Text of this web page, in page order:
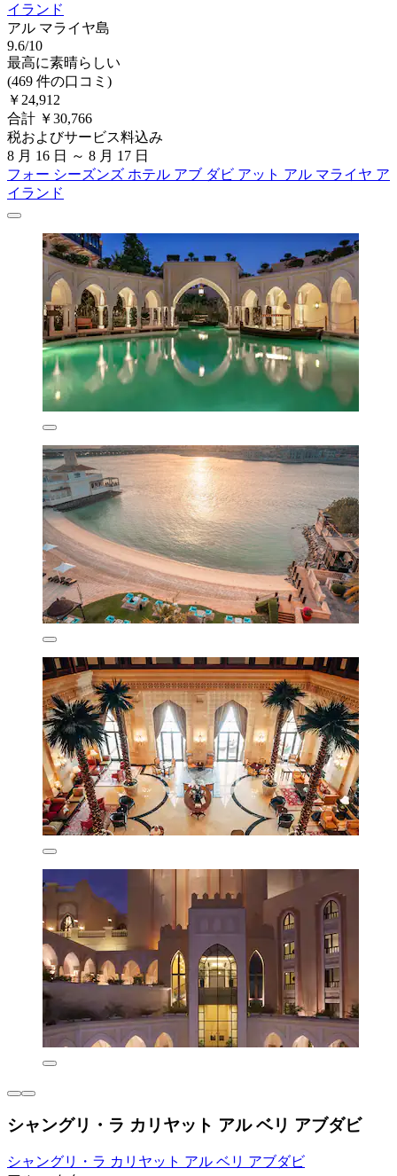
イランド
アル マライヤ島
9.6/10
最高に素晴らしい
(469 件の口コミ)
￥24,912
合計 ￥30,766
税およびサービス料込み
8 月 16 日 ～ 8 月 17 日
フォー シーズンズ ホテル アブ ダビ アット アル マライヤ ア
イランド
シャングリ・ラ カリヤット アル ベリ アブダビ
シャングリ・ラ カリヤット アル ベリ アブダビ